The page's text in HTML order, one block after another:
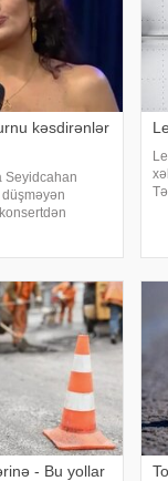
kəsdirənlər
Seyidcahan
ki, həmin
- Bu yollar